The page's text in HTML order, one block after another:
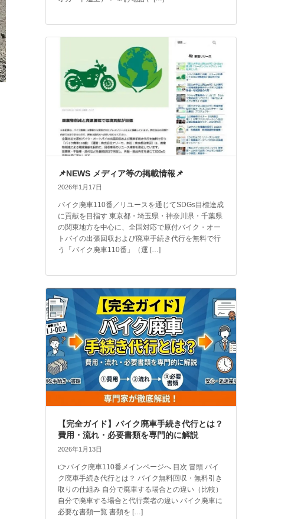
📌NEWS メディア等の掲載情報📌
2026年1月17日
バイク廃車110番／リユースを通じてSDGs目標達成
に貢献を目指す 東京都・埼玉県・神奈川県・千葉県
の関東地方を中心に、全国対応で原付バイク・オー
トバイの出張回収および廃車手続き代行を無料で行
う「バイク廃車110番」（運 […]
【完全ガイド】バイク廃車手続き代行とは？
費用・流れ・必要書類を専門的に解説
2026年1月13日
👉バイク廃車110番メインページへ 目次 冒頭 バイ
ク廃車手続き代行とは？ バイク無料回収・無料引き
取りの仕組み 自分で廃車する場合との違い（比較）
自分で廃車する場合と代行業者の違い バイク廃車に
必要な書類一覧 書類を […]